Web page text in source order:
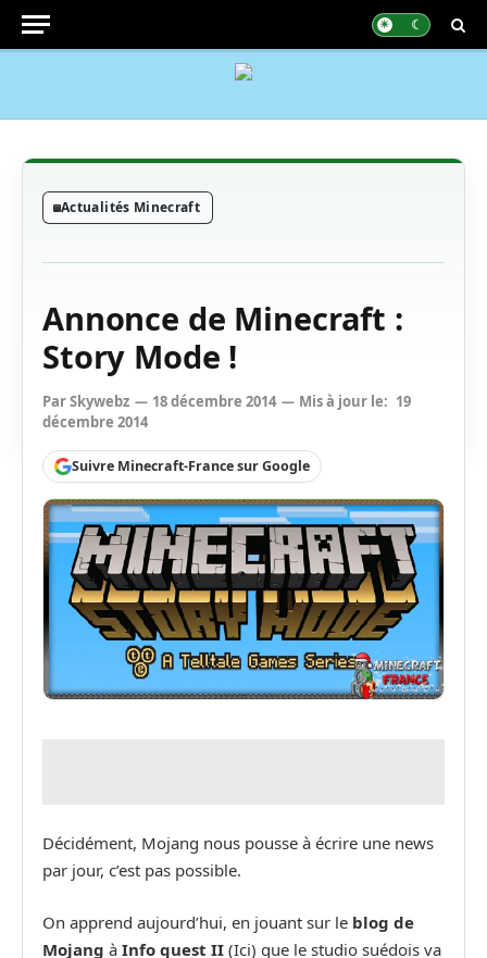
Actualités Minecraft
Annonce de Minecraft :
Story Mode !
ParSkywebz 18 décembre 2014 Mis à jour le: 19
décembre 2014
Suivre Minecraft-France sur Google
Décidément, Mojang nous pousse à écrire une news
par jour, c’est pas possible.
On apprend aujourd’hui, en jouant sur le blog de
Mojang à Info quest II (Ici) que le studio suédois va